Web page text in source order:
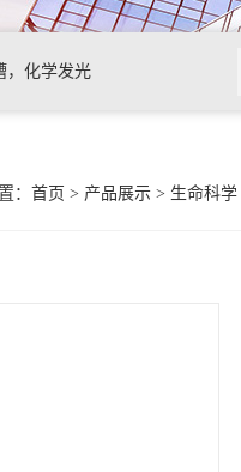
，化学发光
：首页 > 产品展示 > 生命科学